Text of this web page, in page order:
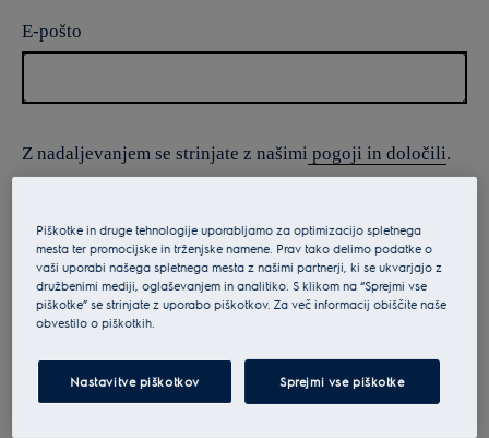
E-pošto
Z nadaljevanjem se strinjate z našimi pogoji in določili.
podatke, si oglejte našoizjavo o varstvu podatkov.
Piškotke in druge tehnologije uporabljamo za optimizacijo spletnega
mesta ter promocijske in trženjske namene. Prav tako delimo podatke o
vaši uporabi našega spletnega mesta z našimi partnerji, ki se ukvarjajo z
družbenimi mediji, oglaševanjem in analitiko. S klikom na “Sprejmi vse
piškotke” se strinjate z uporabo piškotkov. Za več informacij obiščite naše
obvestilo o piškotkih.
Nastavitve piškotkov Sprejmi vse piškotke